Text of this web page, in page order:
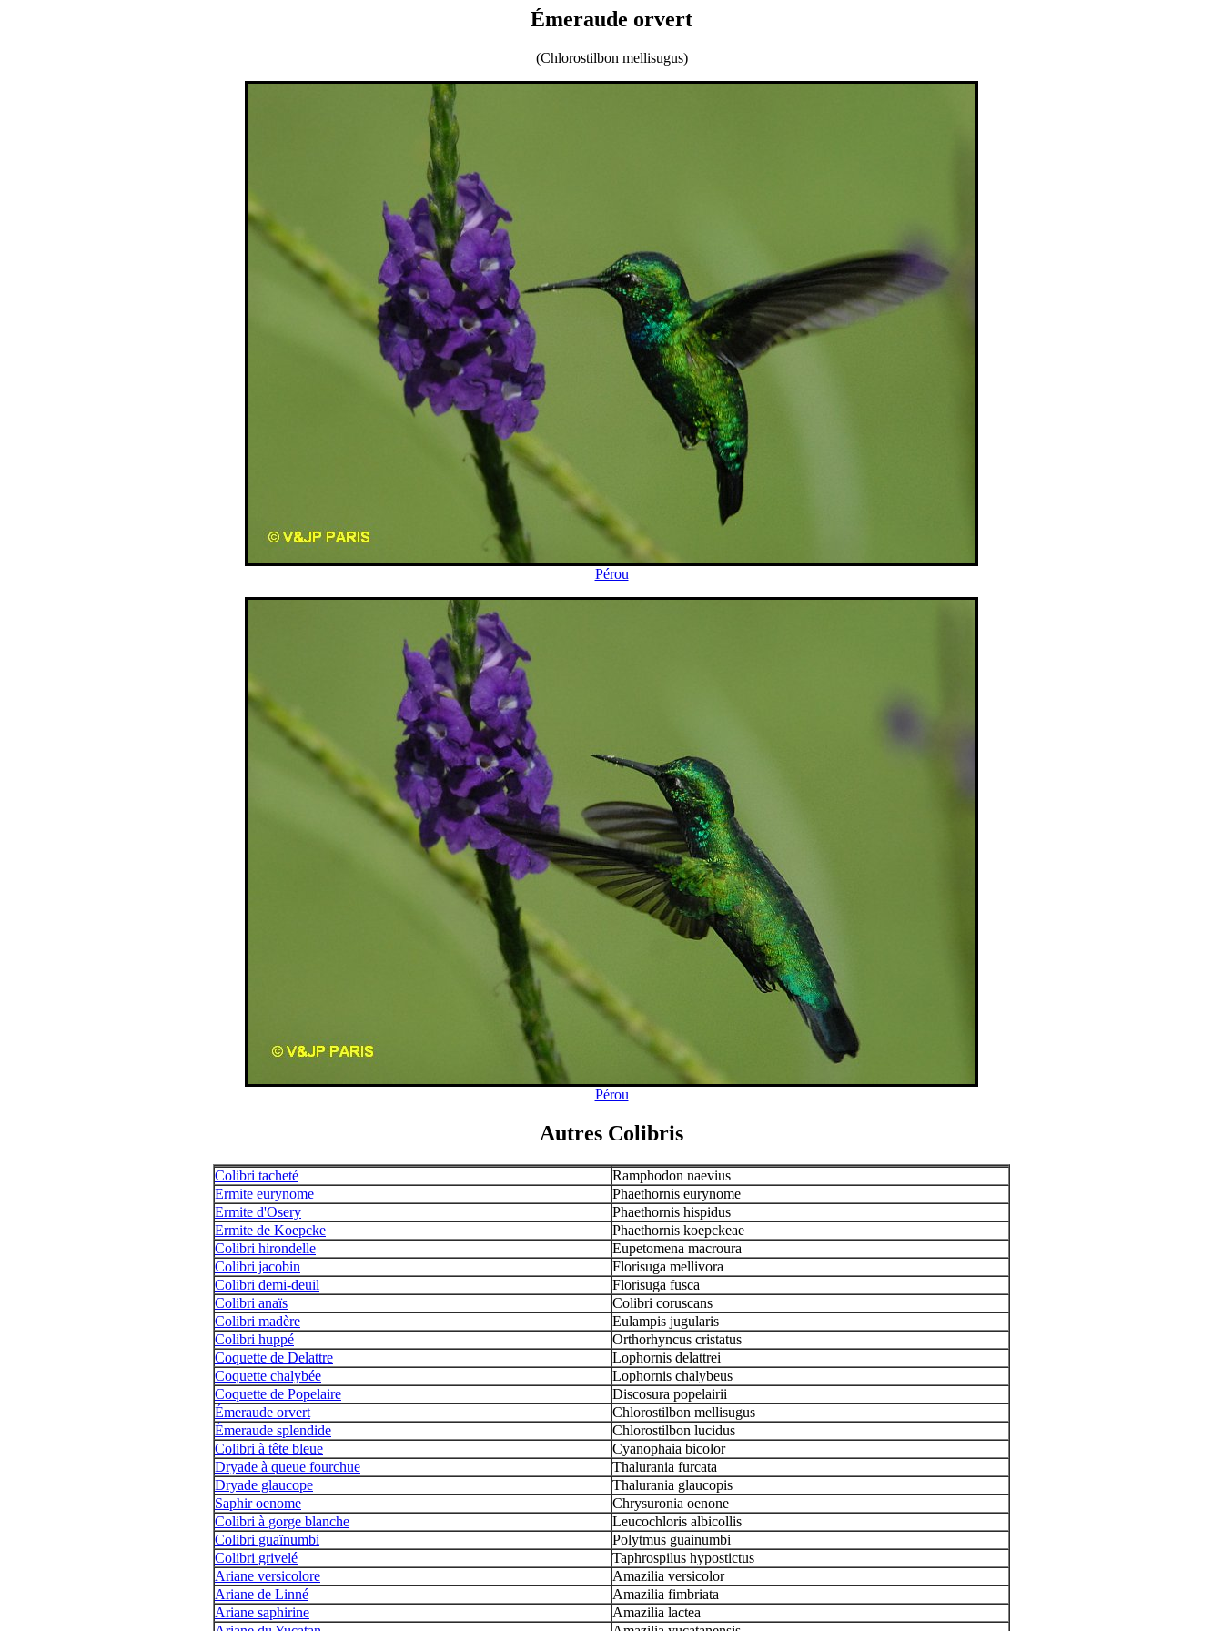
Émeraude orvert
(Chlorostilbon mellisugus)
Pérou
Pérou
Autres Colibris
Colibri tacheté
Ramphodon naevius
Ermite eurynome
Phaethornis eurynome
Ermite d'Osery
Phaethornis hispidus
Ermite de Koepcke
Phaethornis koepckeae
Colibri hirondelle
Eupetomena macroura
Colibri jacobin
Florisuga mellivora
Colibri demi-deuil
Florisuga fusca
Colibri anaïs
Colibri coruscans
Colibri madère
Eulampis jugularis
Colibri huppé
Orthorhyncus cristatus
Coquette de Delattre
Lophornis delattrei
Coquette chalybée
Lophornis chalybeus
Coquette de Popelaire
Discosura popelairii
Émeraude orvert
Chlorostilbon mellisugus
Émeraude splendide
Chlorostilbon lucidus
Colibri à tête bleue
Cyanophaia bicolor
Dryade à queue fourchue
Thalurania furcata
Dryade glaucope
Thalurania glaucopis
Saphir oenome
Chrysuronia oenone
Colibri à gorge blanche
Leucochloris albicollis
Colibri guaïnumbi
Polytmus guainumbi
Colibri grivelé
Taphrospilus hypostictus
Ariane versicolore
Amazilia versicolor
Ariane de Linné
Amazilia fimbriata
Ariane saphirine
Amazilia lactea